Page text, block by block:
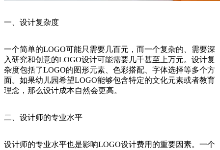
一、设计复杂度
一个简单的LOGO可能只需要几百元，而一个复杂的、需要深
入研究和创意的LOGO设计可能需要几千甚至上万元。设计复
杂度包括了LOGO的图形元素、色彩搭配、字体选择等多个方
面。如果幼儿园希望LOGO能够包含特定的文化元素或者教育
理念，那么设计成本自然会更高。
二、设计师的专业水平
设计师的专业水平也是影响LOGO设计费用的重要因素。一个